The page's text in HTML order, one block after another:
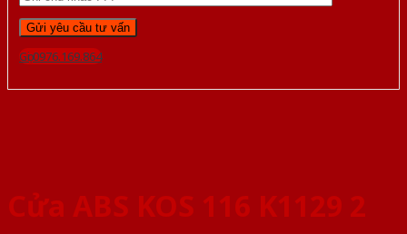
Gọi 0976.169.864
Cửa ABS KOS 116 K1129 2